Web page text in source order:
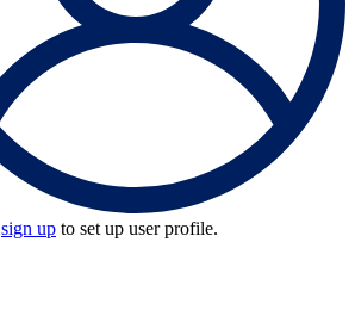
sign up to set up user profile.